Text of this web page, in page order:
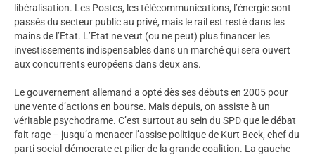
libéralisation. Les Postes, les télécommunications, l’énergie sont
passés du secteur public au privé, mais le rail est resté dans les
mains de l’Etat. L’Etat ne veut (ou ne peut) plus financer les
investissements indispensables dans un marché qui sera ouvert
aux concurrents européens dans deux ans.
Le gouvernement allemand a opté dès ses débuts en 2005 pour
une vente d’actions en bourse. Mais depuis, on assiste à un
véritable psychodrame. C’est surtout au sein du SPD que le débat
fait rage – jusqu’a menacer l’assise politique de Kurt Beck, chef du
parti social-démocrate et pilier de la grande coalition. La gauche